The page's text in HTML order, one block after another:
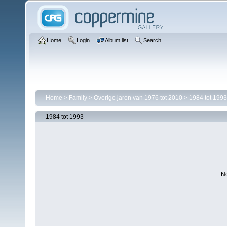
Home Login Album list Search
Home > Family > Overige jaren van 1976 tot 2010 > 1984 tot 1993
1984 tot 1993